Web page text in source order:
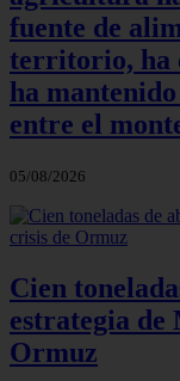
fuente de
territorio, ha
ha
entre el
05/08/2026
Cien
estrategia
Ormuz